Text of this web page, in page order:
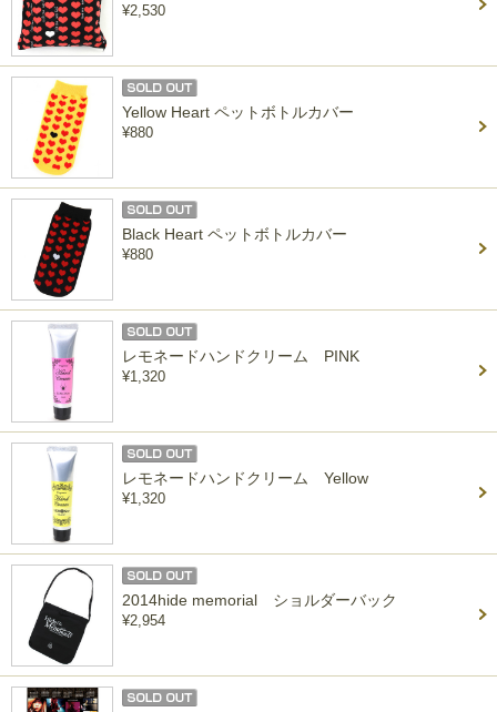
¥2,530
Yellow Heart ペットボトルカバー
¥880
Black Heart ペットボトルカバー
¥880
レモネードハンドクリーム PINK
¥1,320
レモネードハンドクリーム Yellow
¥1,320
2014hide memorial ショルダーバック
¥2,954